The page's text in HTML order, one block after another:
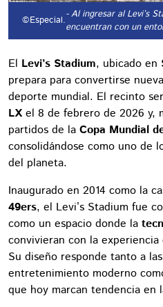
©Especial.- Al ingresar al Levi’s
encuentran con un
El Levi’s Stadium, ubicado en
prepara para convertirse
deporte mundial. El recinto
LX el 8 de febrero de 2026 y,
partidos de la Copa Mundial
consolidándose como uno de
del planeta.
Inaugurado en 2014 como la
49ers, el Levi’s Stadium fue
como un espacio donde la
convivieran con la
Su diseño responde tanto a
entretenimiento moderno
que hoy marcan tendencia en